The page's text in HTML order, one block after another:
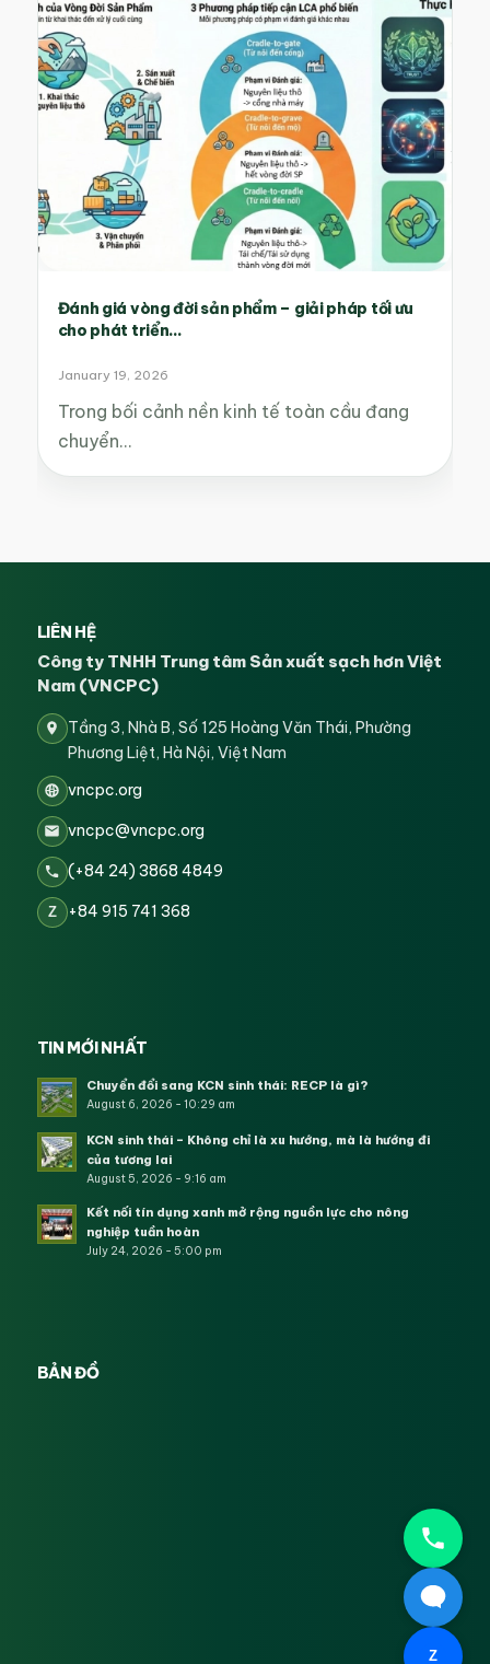
Đánh giá vòng đời sản phẩm – giải pháp tối ưu
cho phát triển...
January 19, 2026
Trong bối cảnh nền kinh tế toàn cầu đang
chuyển…
LIÊN HỆ
Công ty TNHH Trung tâm Sản xuất sạch hơn Việt
Nam (VNCPC)
Tầng 3, Nhà B, Số 125 Hoàng Văn Thái, Phường
Phương Liệt, Hà Nội, Việt Nam
vncpc.org
vncpc@vncpc.org
(+84 24) 3868 4849
Z +84 915 741 368
TIN MỚI NHẤT
Chuyển đổi sang KCN sinh thái: RECP là gì?
August 6, 2026 - 10:29 am
KCN sinh thái – Không chỉ là xu hướng, mà là hướng đi
của tương lai
August 5, 2026 - 9:16 am
Kết nối tín dụng xanh mở rộng nguồn lực cho nông
nghiệp tuần hoàn
July 24, 2026 - 5:00 pm
BẢN ĐỒ
Z